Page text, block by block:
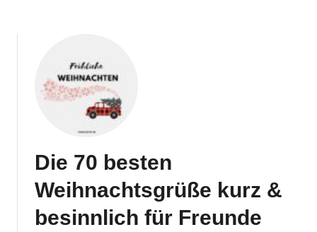
Die 70 besten
Weihnachtsgrüße kurz &
besinnlich für Freunde